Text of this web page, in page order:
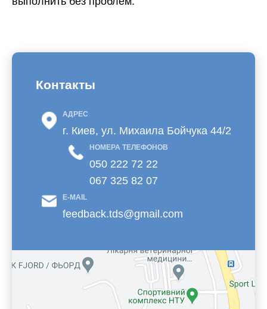
Контакты
АДРЕС
г. Киев, ул. Михаила Бойчука 44/2
НОМЕРА ТЕЛЕФОНОВ
050 222 72 22
067 325 82 07
E-MAIL
feedback.tds@gmail.com